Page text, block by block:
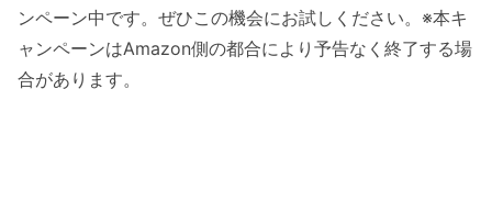
ンペーン中です。ぜひこの機会にお試しください。※本キ
ャンペーンはAmazon側の都合により予告なく終了する場
合があります。